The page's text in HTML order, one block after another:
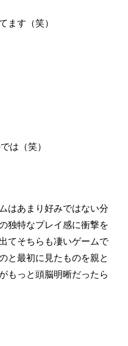
ます（笑）
は（笑）
はあまり好みではない分
独特なプレイ感に衝撃を
てそちらも凄いゲームで
と最初に見たものを親と
もっと頭脳明晰だったら